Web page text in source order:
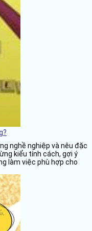
nghề nghiệp và nêu đặc
kiểu tính cách, gợi ý
làm việc phù hợp cho